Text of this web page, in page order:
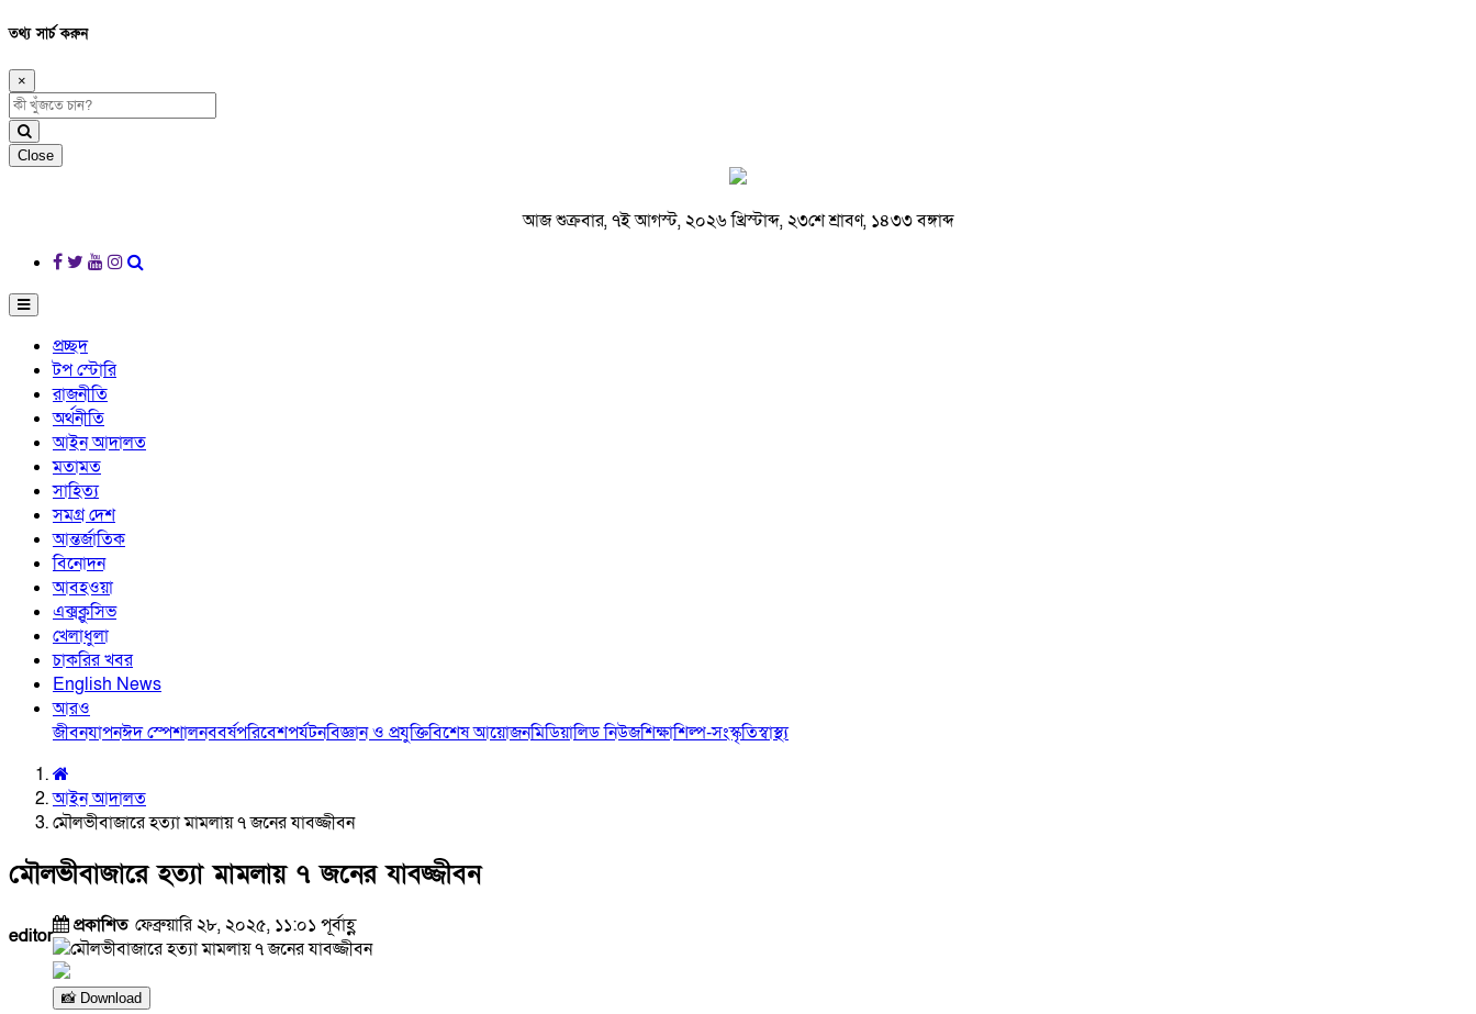
তথ্য সার্চ করুন
×
Close
আজ শুক্রবার, ৭ই আগস্ট, ২০২৬ খ্রিস্টাব্দ, ২৩শে শ্রাবণ, ১৪৩৩ বঙ্গাব্দ
প্রচ্ছদ
টপ স্টোরি
রাজনীতি
অর্থনীতি
আইন আদালত
মতামত
সাহিত্য
সমগ্র দেশ
আন্তর্জাতিক
বিনোদন
আবহওয়া
এক্সক্লুসিভ
খেলাধুলা
চাকরির খবর
English News
আরও
জীবনযাপনঈদ স্পেশালনববর্ষপরিবেশপর্যটনবিজ্ঞান ও প্রযুক্তিবিশেষ আয়োজনমিডিয়ালিড নিউজশিক্ষাশিল্প-সংস্কৃতিস্বাস্থ্য
আইন আদালত
মৌলভীবাজারে হত্যা মামলায় ৭ জনের যাবজ্জীবন
মৌলভীবাজারে হত্যা মামলায় ৭ জনের যাবজ্জীবন
editor প্রকাশিত ফেব্রুয়ারি ২৮, ২০২৫, ১১:০১ পূর্বাহ্ণ
📸 Download